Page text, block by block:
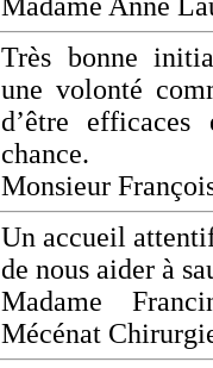
Très bonne
une volonté
d’être
chance.
Monsieur
Un accueil
de nous aider à
Madame
Mécénat